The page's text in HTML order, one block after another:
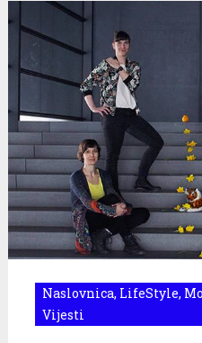
Naslovnica, LifeStyle,
Vijesti